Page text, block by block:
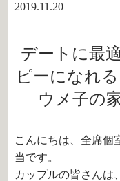
2019.11.20
デートに最
ピーになれ
ウメ子の
こんにちは、全席個
当です。
カップルの皆さんは